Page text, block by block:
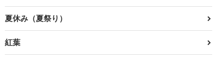
夏休み（夏祭り）
紅葉